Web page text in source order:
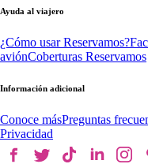
Ayuda al viajero
¿Cómo usar Reservamos?
aviónCoberturas Reservamos
Información adicional
Conoce másPreguntas
Privacidad